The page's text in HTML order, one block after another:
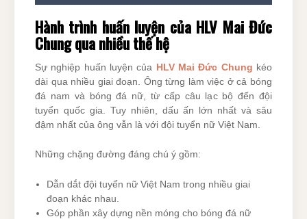
Hành trình huấn luyện của HLV Mai Đức
Chung qua nhiều thế hệ
Sự nghiệp huấn luyện của HLV Mai Đức Chung kéo
dài qua nhiều giai đoạn. Ông từng làm việc ở cả bóng
đá nam và bóng đá nữ, từ cấp câu lạc bộ đến đội
tuyển quốc gia. Tuy nhiên, dấu ấn lớn nhất và sâu
đậm nhất của ông vẫn là với đội tuyển nữ Việt Nam.
Những chặng đường đáng chú ý gồm:
Dẫn dắt đội tuyển nữ Việt Nam trong nhiều giai
đoạn khác nhau.
Góp phần xây dựng nền móng cho bóng đá nữ